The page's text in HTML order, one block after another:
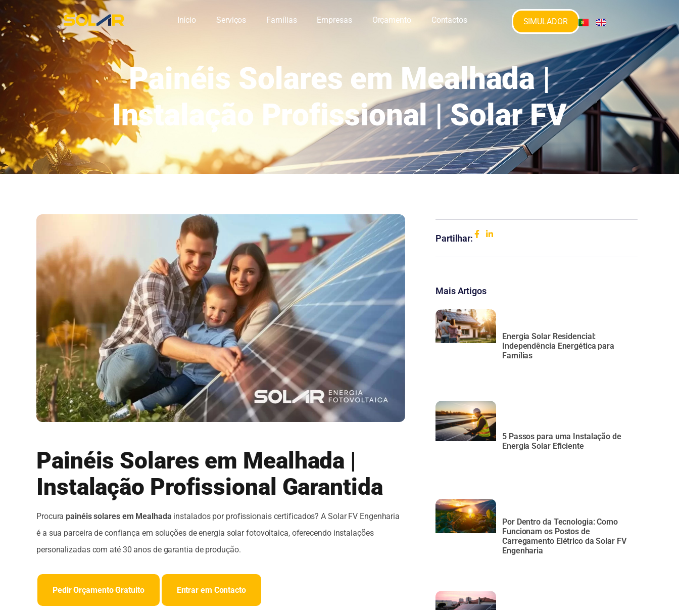
Início Serviços Famílias Empresas Orçamento Contactos SIMULADOR
Painéis Solares em Mealhada |
Instalação Profissional | Solar FV
Painéis Solares em Mealhada |
Instalação Profissional Garantida
Procura painéis solares em Mealhada instalados por profissionais certificados? A Solar FV Engenharia
é a sua parceira de confiança em soluções de energia solar fotovoltaica, oferecendo instalações
personalizadas com até 30 anos de garantia de produção.
Pedir Orçamento Gratuito Entrar em Contacto
Partilhar:
Mais Artigos
Energia Solar Residencial:
Independência Energética para
Famílias
5 Passos para uma Instalação de
Energia Solar Eficiente
Por Dentro da Tecnologia: Como
Funcionam os Postos de
Carregamento Elétrico da Solar FV
Engenharia